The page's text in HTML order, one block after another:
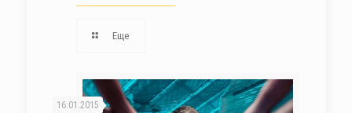
Еще
16.01.2015